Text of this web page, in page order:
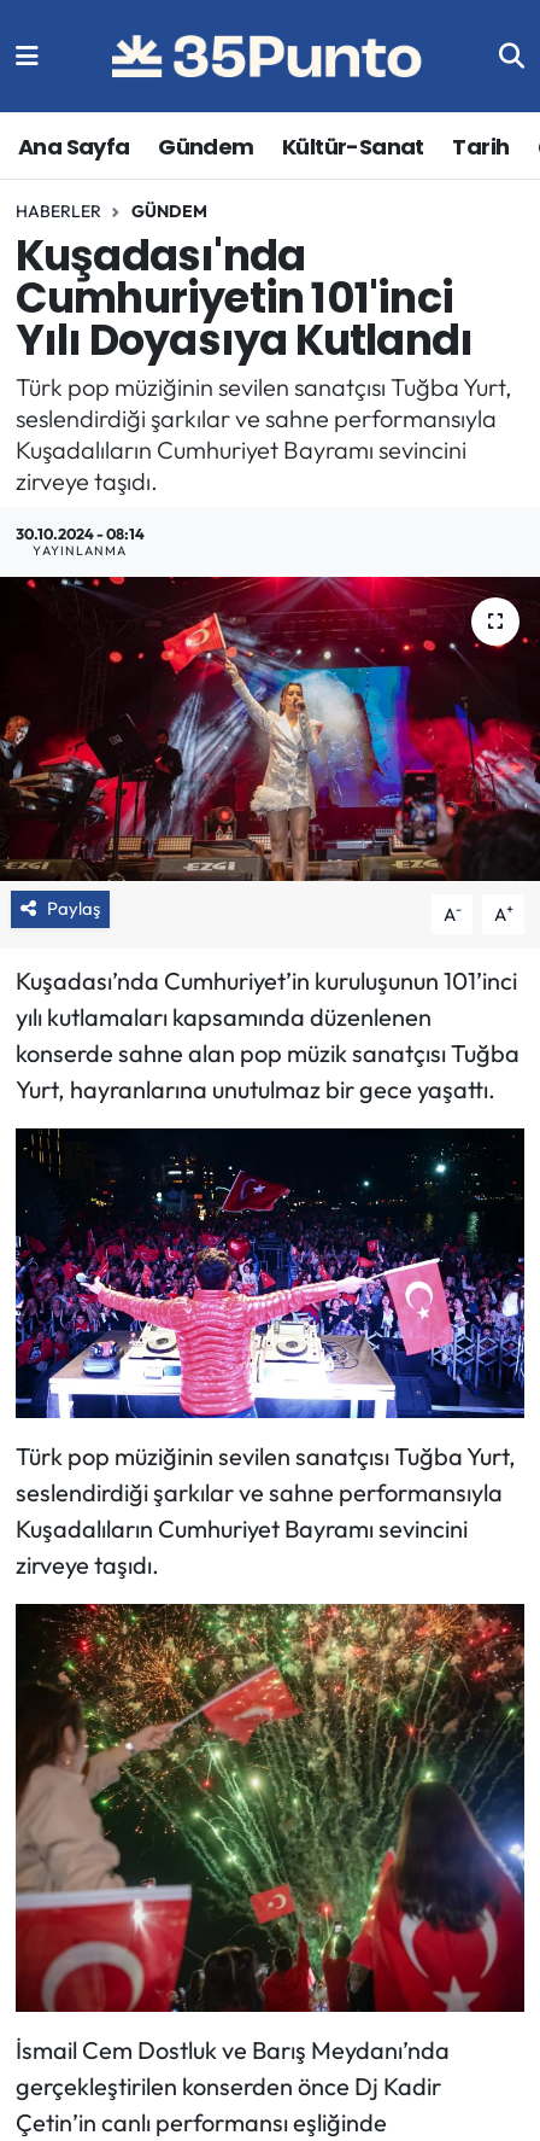
Ana Sayfa Gündem Kültür-Sanat Tarih
HABERLER GÜNDEM
Kuşadası'nda
Cumhuriyetin 101'inci
Yılı Doyasıya Kutlandı
Türk pop müziğinin sevilen sanatçısı Tuğba Yurt,
seslendirdiği şarkılar ve sahne performansıyla
Kuşadalıların Cumhuriyet Bayramı sevincini
zirveye taşıdı.
30.10.2024 - 08:14
YAYINLANMA
Paylaş A- A+
Kuşadası’nda Cumhuriyet’in kuruluşunun 101’inci
yılı kutlamaları kapsamında düzenlenen
konserde sahne alan pop müzik sanatçısı Tuğba
Yurt, hayranlarına unutulmaz bir gece yaşattı.
Türk pop müziğinin sevilen sanatçısı Tuğba Yurt,
seslendirdiği şarkılar ve sahne performansıyla
Kuşadalıların Cumhuriyet Bayramı sevincini
zirveye taşıdı.
İsmail Cem Dostluk ve Barış Meydanı’nda
gerçekleştirilen konserden önce Dj Kadir
Çetin’in canlı performansı eşliğinde